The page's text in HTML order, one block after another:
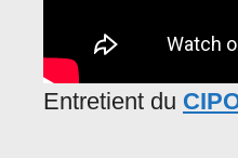
Entretient du